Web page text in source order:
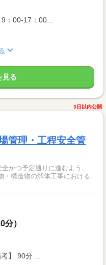
9：00-17：00...
見る
3日以内公開
管理・工程安全管
かつ予定通りに進むよう、
・構造物の解体工事における
）
】 90分 ...